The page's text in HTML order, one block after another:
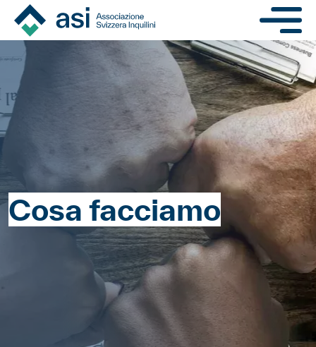
Salta al contenuto
Cosa facciamo